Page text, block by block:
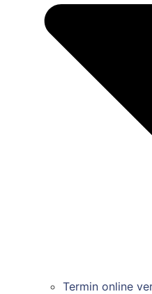
Termin online